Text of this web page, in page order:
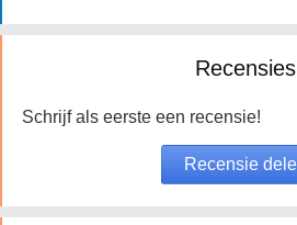
Recensies
Schrijf als eerste een recensie!